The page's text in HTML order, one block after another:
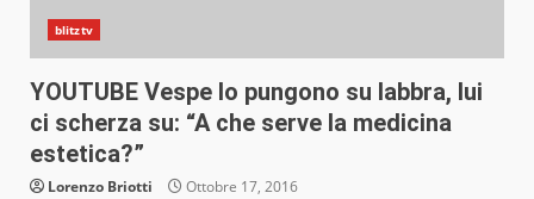
blitztv
YOUTUBE Vespe lo pungono su labbra, lui
ci scherza su: “A che serve la medicina
estetica?”
Lorenzo Briotti Ottobre 17, 2016